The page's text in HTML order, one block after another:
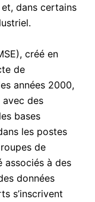
dans certains
créé en
de
années 2000,
des
bases
les postes
de
associés à des
données
s’inscrivent